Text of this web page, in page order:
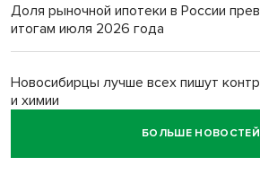
Доля рыночной ипотеки в России
итогам июля 2026 года
Новосибирцы лучше всех пишут
и химии
Нейросеть для диагностики
БОЛЬШЕ НОВОСТЕЙ